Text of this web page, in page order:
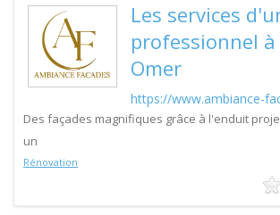
Les services
professionnel
Omer
https://www.ambiance-
Des façades magnifiques grâce à l'enduit
un
Rénovation